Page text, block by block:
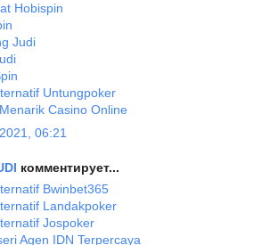
Hobispin
Judi
Untungpoker
Casino Online
06:21
комментирует...
Bwinbet365
Landakpoker
Jospoker
Agen IDN Terpercaya